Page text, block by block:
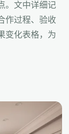
。文中详细记
作过程、验收
变化表格，为